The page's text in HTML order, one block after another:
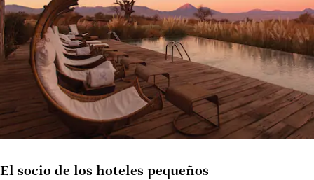
El socio de los hoteles pequeños